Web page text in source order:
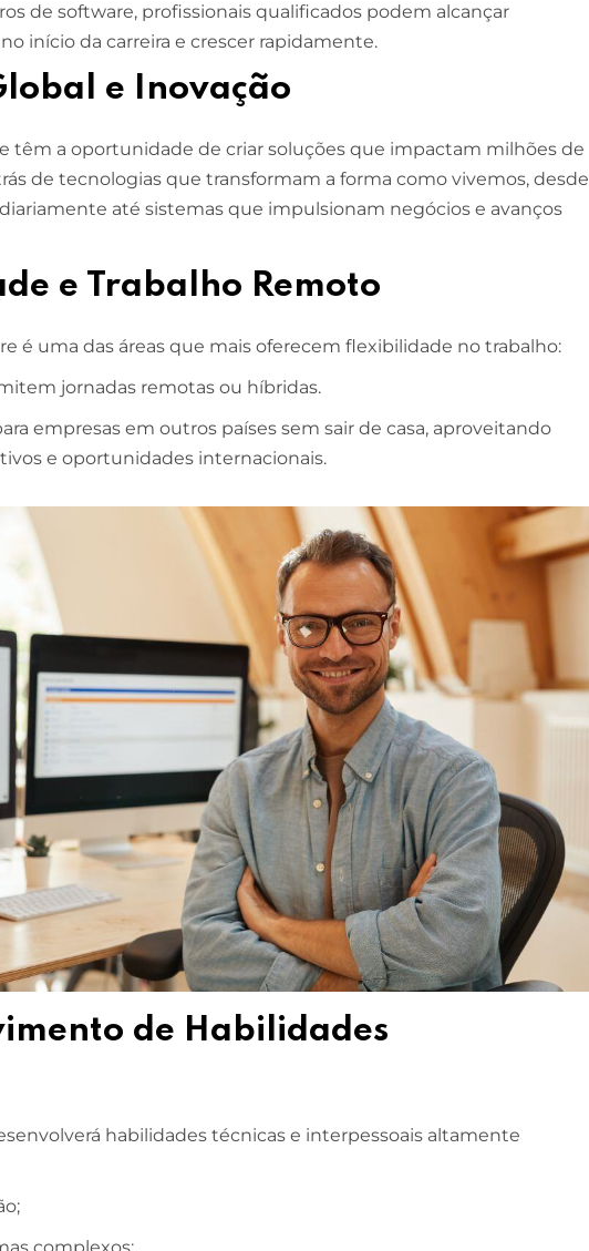
de software, profissionais qualificados podem alcançar
início da carreira e crescer rapidamente.
e Inovação
têm a oportunidade de criar soluções que impactam milhões de
de tecnologias que transformam a forma como vivemos, desde
até sistemas que impulsionam negócios e avanços
e Trabalho Remoto
é uma das áreas que mais oferecem flexibilidade no trabalho:
jornadas remotas ou híbridas.
empresas em outros países sem sair de casa, aproveitando
e oportunidades internacionais.
de Habilidades
habilidades técnicas e interpessoais altamente
LUÍS -
ESCOLA DE NEGÓCIOS NOTURNO
Processos Gerenciais
INSCREVA-SE!